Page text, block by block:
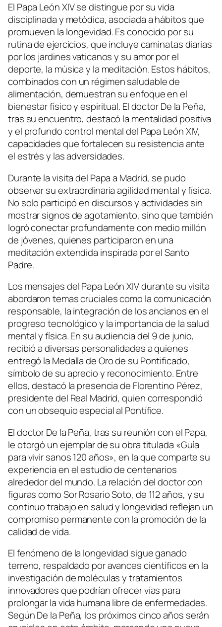
El Papa León XIV se distingue por su vida
disciplinada y metódica, asociada a hábitos que
promueven la longevidad. Es conocido por su
rutina de ejercicios, que incluye caminatas diarias
por los jardines vaticanos y su amor por el
deporte, la música y la meditación. Estos hábitos,
combinados con un régimen saludable de
alimentación, demuestran su enfoque en el
bienestar físico y espiritual. El doctor De la Peña,
tras su encuentro, destacó la mentalidad positiva
y el profundo control mental del Papa León XIV,
capacidades que fortalecen su resistencia ante
el estrés y las adversidades.
Durante la visita del Papa a Madrid, se pudo
observar su extraordinaria agilidad mental y física.
No solo participó en discursos y actividades sin
mostrar signos de agotamiento, sino que también
logró conectar profundamente con medio millón
de jóvenes, quienes participaron en una
meditación extendida inspirada por el Santo
Padre.
Los mensajes del Papa León XIV durante su visita
abordaron temas cruciales como la comunicación
responsable, la integración de los ancianos en el
progreso tecnológico y la importancia de la salud
mental y física. En su audiencia del 9 de junio,
recibió a diversas personalidades a quienes
entregó la Medalla de Oro de su Pontificado,
símbolo de su aprecio y reconocimiento. Entre
ellos, destacó la presencia de Florentino Pérez,
presidente del Real Madrid, quien correspondió
con un obsequio especial al Pontífice.
El doctor De la Peña, tras su reunión con el Papa,
le otorgó un ejemplar de su obra titulada «Guía
para vivir sanos 120 años», en la que comparte su
experiencia en el estudio de centenarios
alrededor del mundo. La relación del doctor con
figuras como Sor Rosario Soto, de 112 años, y su
continuo trabajo en salud y longevidad reflejan un
compromiso permanente con la promoción de la
calidad de vida.
El fenómeno de la longevidad sigue ganado
terreno, respaldado por avances científicos en la
investigación de moléculas y tratamientos
innovadores que podrían ofrecer vías para
prolongar la vida humana libre de enfermedades.
Según De la Peña, los próximos cinco años serán